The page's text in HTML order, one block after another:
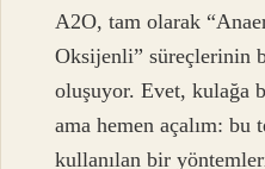
A2O, tam olarak
Oksijenli” süreçlerinin
oluşuyor. Evet, kulağa
ama hemen açalım: bu
kullanılan bir